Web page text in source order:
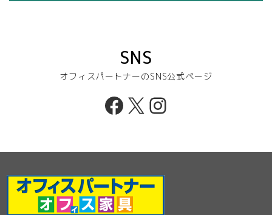
SNS
オフィスパートナーのSNS公式ページ
Facebook
X Instagram